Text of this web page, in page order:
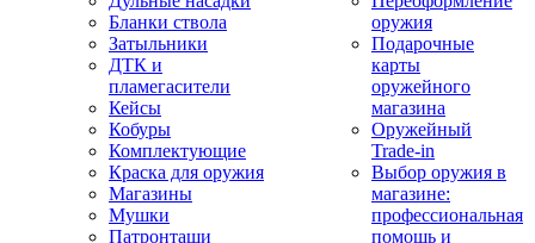
Бланки ствола
Затыльники
ДТК и
пламегасители
Кейсы
Кобуры
Комплектующие
Краска для оружия
Магазины
Мушки
Патронташи
оружия
Подарочные
карты
оружейного
магазина
Оружейный
Trade-in
Выбор оружия в
магазине:
профессиональная
помощь и